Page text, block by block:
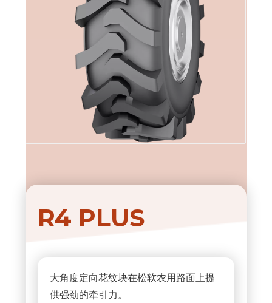
R4 PLUS
大角度定向花纹块在松软农用路面上提
供强劲的牵引力。